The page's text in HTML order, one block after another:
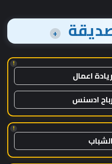
+
!
اعمال
ادسنس
!